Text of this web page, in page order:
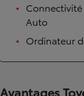
Auto
Ordinateur
Avantages